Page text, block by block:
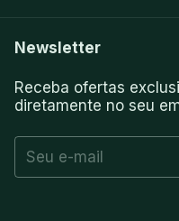
Newsletter
Receba ofertas
diretamente no seu